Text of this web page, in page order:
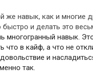
же навык, как и многие
и делать это
многогранный навык.
в кайф, а что не
и
так.